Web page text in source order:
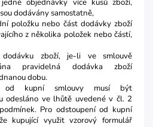
objednávky více kusů zboží,
dodávány samostatně,
položku nebo část dodávky zboží
z několika položek nebo částí,
zboží, je-li ve smlouvě
pravidelná dodávka zboží
dobu.
od kupní smlouvy musí být
odesláno ve lhůtě uvedené v čl. 2
Pro odstoupení od kupní
kupující využit vzorový formulář